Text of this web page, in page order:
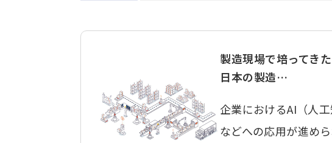
製造現場で培ってき
日本の製造…
企業におけるAI（人
などへの応用が進め